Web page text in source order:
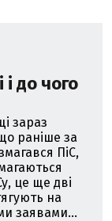
до чого
зараз
раніше за
ПіС,
це ще дві
на
заявами...